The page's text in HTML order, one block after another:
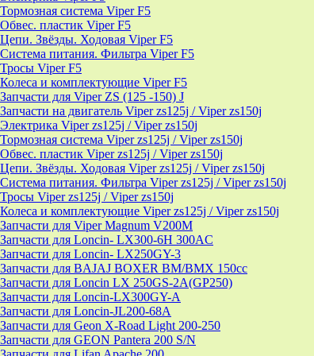
Тормозная система Viper F5
Обвес. пластик Viper F5
Цепи. Звёзды. Ходовая Viper F5
Система питания. Фильтра Viper F5
Тросы Viper F5
Колеса и комплектующие Viper F5
Запчасти для Viper ZS (125 -150) J
Запчасти на двигатель Viper zs125j / Viper zs150j
Электрика Viper zs125j / Viper zs150j
Тормозная система Viper zs125j / Viper zs150j
Обвес. пластик Viper zs125j / Viper zs150j
Цепи. Звёзды. Ходовая Viper zs125j / Viper zs150j
Система питания. Фильтра Viper zs125j / Viper zs150j
Тросы Viper zs125j / Viper zs150j
Колеса и комплектующие Viper zs125j / Viper zs150j
Запчасти для Viper Magnum V200M
Запчасти для Loncin- LX300-6H 300AC
Запчасти для Loncin- LX250GY-3
Запчасти для BAJAJ BOXER BM/ВМX 150cc
Запчасти для Loncin LX 250GS-2A(GP250)
Запчасти для Loncin-LX300GY-A
Запчасти для Loncin-JL200-68A
Запчасти для Geon X-Road Light 200-250
Запчасти для GEON Pantera 200 S/N